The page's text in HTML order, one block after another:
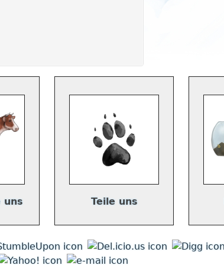
uns Teile uns